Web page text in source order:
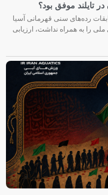
تایلند موفق بود؟
رده‌های سنی قهرمانی آسیا
ملی را به همراه نداشت، ارزیابی